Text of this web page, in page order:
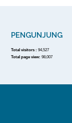
PENGUNJUNG
Total visitors : 94,527
Total page view: 98,007